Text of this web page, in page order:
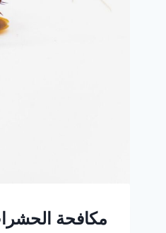
مكافحة